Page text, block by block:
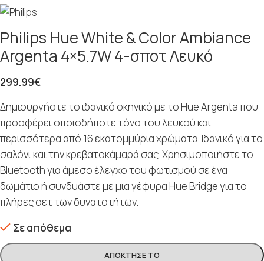
Philips Hue White & Color Ambiance
Argenta 4×5.7W 4-σποτ Λευκό
299.99€
Δημιουργήστε το ιδανικό σκηνικό με το Hue Argenta που
προσφέρει οποιοδήποτε τόνο του λευκού και
περισσότερα από 16 εκατομμύρια χρώματα. Ιδανικό για το
σαλόνι και την κρεβατοκάμαρά σας. Χρησιμοποιήστε το
Bluetooth για άμεσο έλεγχο του φωτισμού σε ένα
δωμάτιο ή συνδυάστε με μια γέφυρα Hue Bridge για το
πλήρες σετ των δυνατοτήτων.
Σε απόθεμα
ΑΠΌΚΤΗΣΈ ΤΟ